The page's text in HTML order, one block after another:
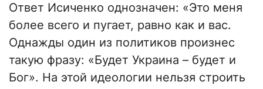
Ответ Исиченко однозначен: «Это меня
более всего и пугает, равно как и вас.
Однажды один из политиков произнес
такую фразу: «Будет Украина – будет и
Бог». На этой идеологии нельзя строить